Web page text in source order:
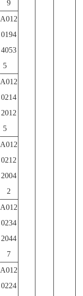
9
A012
0194
4053
5
A012
0214
2012
5
A012
0212
2004
2
A012
0234
2044
7
A012
0224